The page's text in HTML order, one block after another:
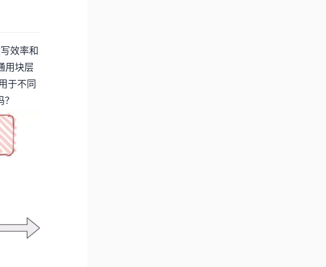
效率和
用块层
于不同